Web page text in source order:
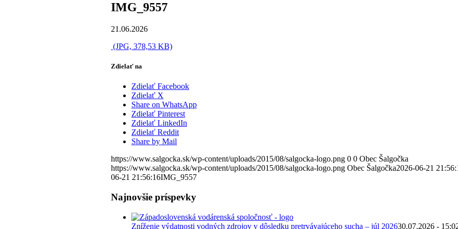
IMG_9557
21.06.2026
(JPG, 378,53 KB)
Zdielať na
Zdielať Facebook
Zdielať X
Share on WhatsApp
Zdielať Pinterest
Zdielať LinkedIn
Zdielať Reddit
Share by Mail
https://www.salgocka.sk/wp-content/uploads/2015/08/salgocka-logo.png 0 0 Obec Šalgočka
https://www.salgocka.sk/wp-content/uploads/2015/08/salgocka-logo.png Obec Šalgočka2026-06-21
06-21 21:56:16IMG_9557
Najnovšie príspevky
Zníženie výdatnosti vodných zdrojov v dôsledku pretrvávajúceho sucha – júl 202630.07.2026 -